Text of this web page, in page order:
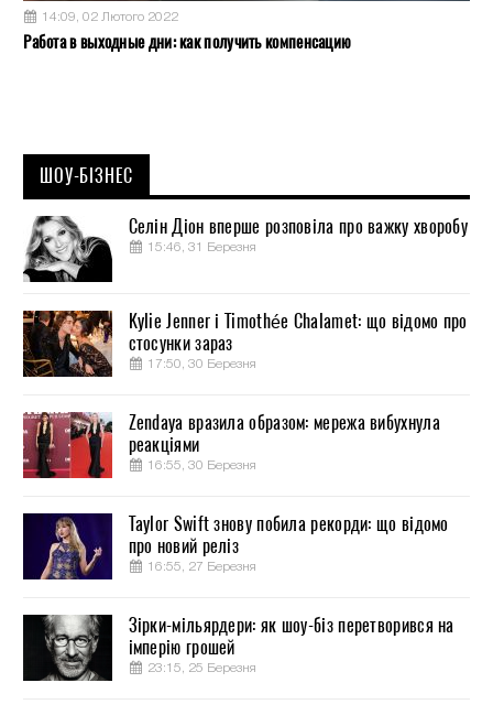
14:09, 02 Лютого 2022
Работа в выходные дни: как получить компенсацию
ШОУ-БІЗНЕС
Селін Діон вперше розповіла про важку хворобу
15:46, 31 Березня
Kylie Jenner і Timothée Chalamet: що відомо про
стосунки зараз
17:50, 30 Березня
Zendaya вразила образом: мережа вибухнула
реакціями
16:55, 30 Березня
Taylor Swift знову побила рекорди: що відомо
про новий реліз
16:55, 27 Березня
Зірки-мільярдери: як шоу-біз перетворився на
імперію грошей
23:15, 25 Березня